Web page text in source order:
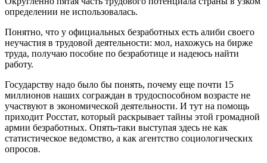
определении не использовалась.
Понятно, что у официальных безработных есть алиби своего
неучастия в трудовой деятельности: мол, нахожусь на бирже
труда, получаю пособие по безработице и надеюсь найти
работу.
Государству надо было бы понять, почему еще почти 15
миллионов наших сограждан в трудоспособном возрасте не
участвуют в экономической деятельности. И тут на помощь
приходит Росстат, который раскрывает тайны этой громадной
армии безработных. Опять-таки выступая здесь не как
статистическое ведомство, а как агентство социологических
опросов.